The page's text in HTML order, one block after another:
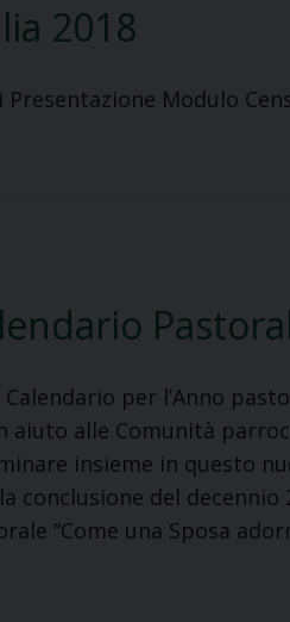
2018
Presentazione Modulo
per l’Anno
aiuto alle Comunità
insieme in questo
conclusione del decennio
“Come una Sposa